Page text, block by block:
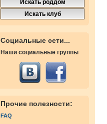
Социальные сети...
Наши социальные группы
Прочие полезности:
FAQ